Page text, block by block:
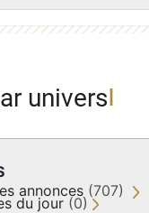
univers
annonces (707)
du jour (0)